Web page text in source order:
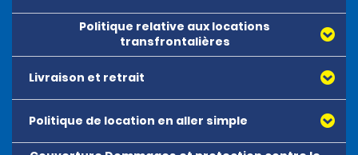
Politique relative aux locations
transfrontalières
Livraison et retrait
Politique de location en aller simple